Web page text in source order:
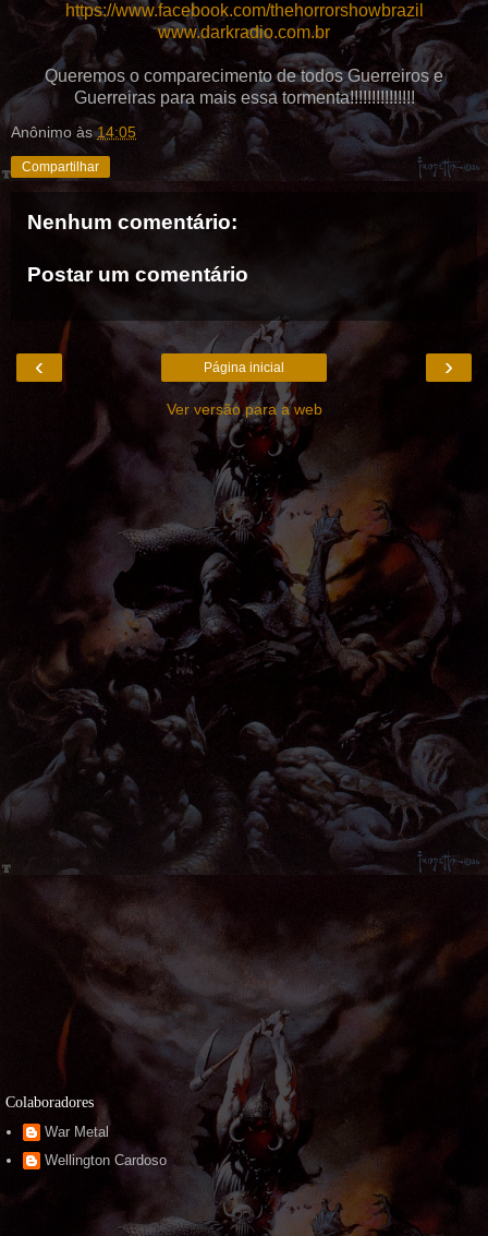
https://www.facebook.com/thehorrorshowbrazil
www.darkradio.com.br
Queremos o comparecimento de todos Guerreiros e
Guerreiras para mais essa tormenta!!!!!!!!!!!!!!!
Anônimo às14:05
Compartilhar
Nenhum comentário:
Postar um comentário
‹ ›
Página inicial
Ver versão para a web
Colaboradores
War Metal
Wellington Cardoso